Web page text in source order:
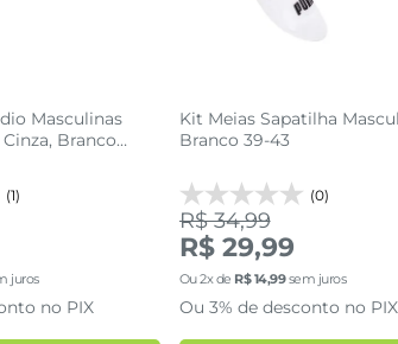
Masculinas
Branco
(1)
juros
no PIX
Kit Meias Sapatilha
Branco 39-43
(0)
R$ 34,99
R$ 29,99
Ou2x de R$ 14,99sem juros
Ou 3% de desconto no PIX
AO 43 39 AO 43